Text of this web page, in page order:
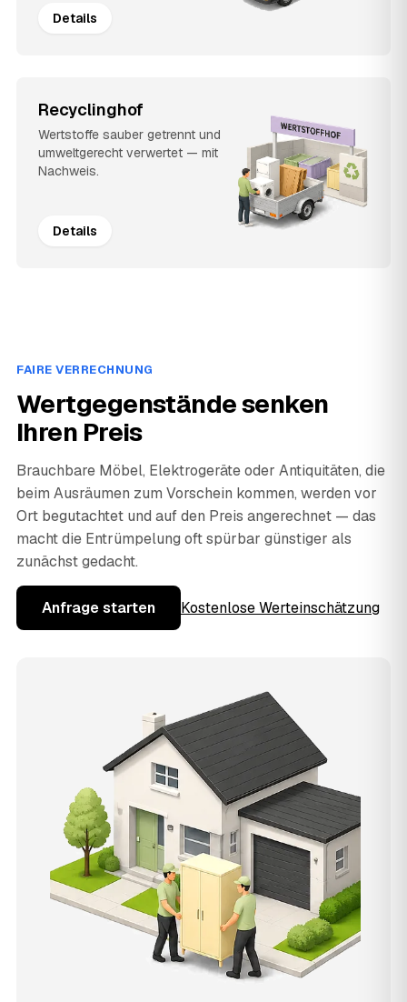
Details
Recyclinghof
Wertstoffe sauber getrennt und
umweltgerecht verwertet — mit
Nachweis.
Details
FAIRE VERRECHNUNG
Wertgegenstände senken
Ihren Preis
Brauchbare Möbel, Elektrogeräte oder Antiquitäten, die
beim Ausräumen zum Vorschein kommen, werden vor
Ort begutachtet und auf den Preis angerechnet — das
macht die Entrümpelung oft spürbar günstiger als
zunächst gedacht.
Anfrage starten Kostenlose Werteinschätzung